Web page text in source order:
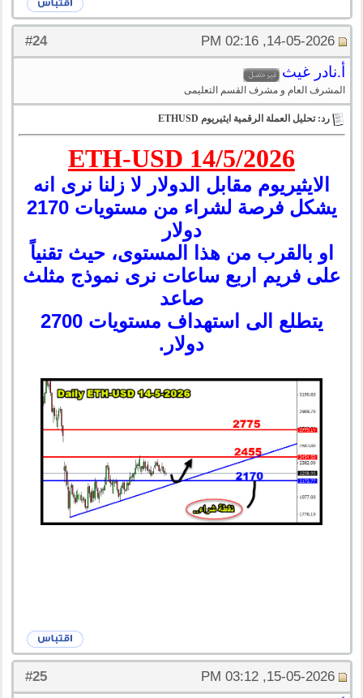
#
24 14-05-2026, 02:16 PM
أ.نادر غيث
المشرف العام و مشرف القسم التعليمى
رد: تحليل العملة الرقمية ايثيريوم ETHUSD
ETH-USD 14/5/2026
الايثيريوم مقابل الدولار لا زلنا نرى انه
يشكل فرصة لشراء من مستويات 2170
دولار
او بالقرب من هذا المستوى، حيث تقنياً
على فريم اربع ساعات نرى نموذج مثلث
صاعد
يتطلع الى استهداف مستويات 2700
دولار.
#
25 15-05-2026, 03:12 PM